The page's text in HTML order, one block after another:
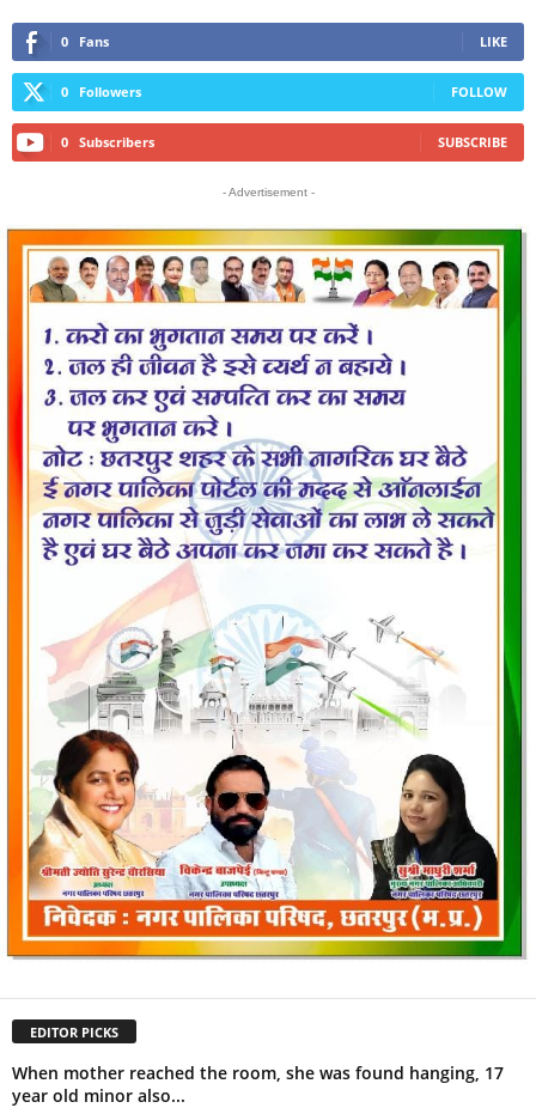
0 Fans LIKE
0 Followers FOLLOW
0 Subscribers SUBSCRIBE
- Advertisement -
EDITOR PICKS
When mother reached the room, she was found hanging, 17
year old minor also...